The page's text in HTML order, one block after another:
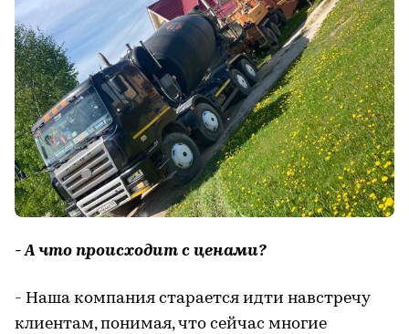
- А что происходит с ценами?
- Наша компания старается идти навстречу
клиентам, понимая, что сейчас многие